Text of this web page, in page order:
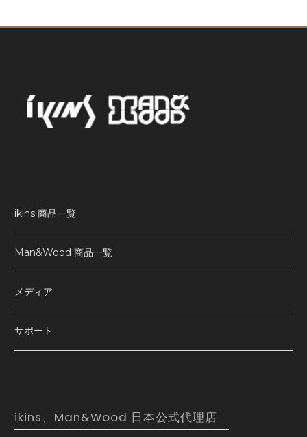
ikins 商品一覧
Man&Wood 商品一覧
メディア
サポート
ikins、Man&Wood 日本公式代理店